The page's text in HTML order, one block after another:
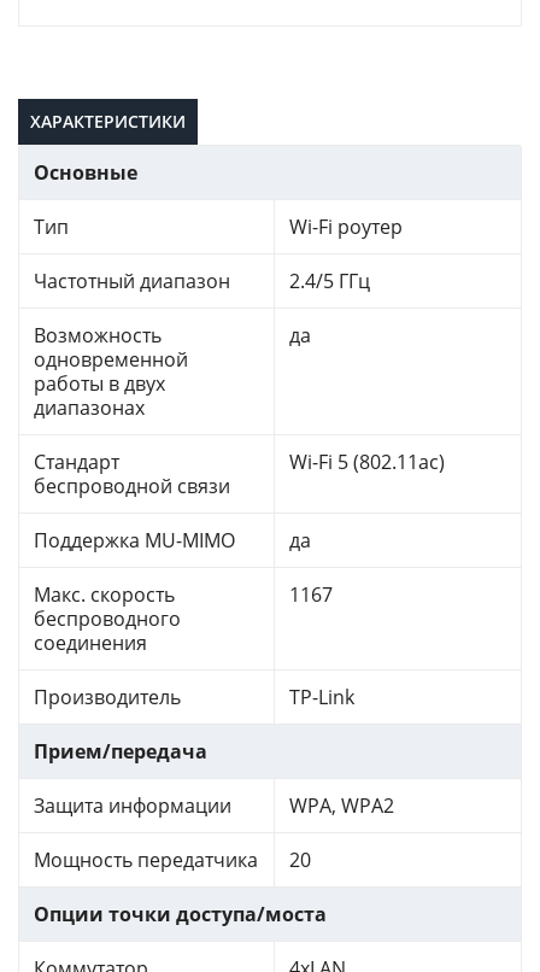
ХАРАКТЕРИСТИКИ
Основные
Тип Wi-Fi роутер
Частотный диапазон 2.4/5 ГГц
Возможность
одновременной
работы в двух
диапазонах
да
Стандарт
беспроводной связи
Wi-Fi 5 (802.11ac)
Поддержка MU-MIMO да
Макс. скорость
беспроводного
соединения
1167
Производитель TP-Link
Прием/передача
Защита информации WPA, WPA2
Мощность передатчика 20
Опции точки доступа/моста